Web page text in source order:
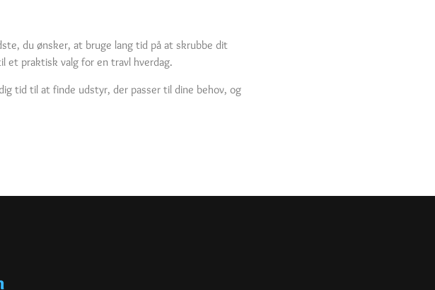
du ønsker, at bruge lang tid på at skrubbe dit
et praktisk valg for en travl hverdag.
tid til at finde udstyr, der passer til dine behov, og